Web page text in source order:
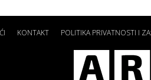
KONTAKT POLITIKA PRIVATNOSTI I